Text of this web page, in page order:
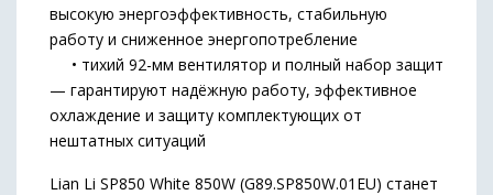
высокую энергоэффективность, стабильную
работу и сниженное энергопотребление
• тихий 92-мм вентилятор и полный набор защит
— гарантируют надёжную работу, эффективное
охлаждение и защиту комплектующих от
нештатных ситуаций
Lian Li SP850 White 850W (G89.SP850W.01EU) станет